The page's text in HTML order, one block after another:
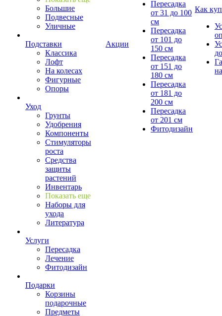
Большие
Подвесные
Уличные
Подставки
Классика
Лофт
На колесах
Фигурные
Опоры
Уход
Грунты
Удобрения
Компоненты
Стимуляторы
роста
Средства
защиты
растений
Инвентарь
Показать еще
Наборы для
ухода
Литература
Услуги
Пересадка
Лечение
Фитодизайн
Подарки
Корзины
подарочные
Предметы
Акции
Пересадка
от 31 до 100
см
Пересадка
от 101 до
150 см
Пересадка
от 151 до
180 см
Пересадка
от 181 до
200 см
Пересадка
от 201 см
Фитодизайн
Как